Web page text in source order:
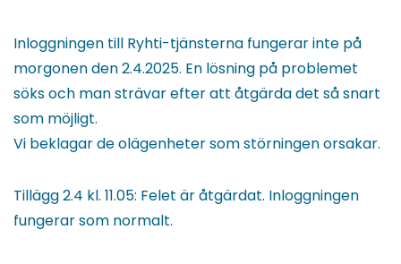
Inloggningen till Ryhti-tjänsterna fungerar inte på
morgonen den 2.4.2025. En lösning på problemet
söks och man strävar efter att åtgärda det så snart
som möjligt.
Vi beklagar de olägenheter som störningen orsakar.
Tillägg 2.4 kl. 11.05: Felet är åtgärdat. Inloggningen
fungerar som normalt.